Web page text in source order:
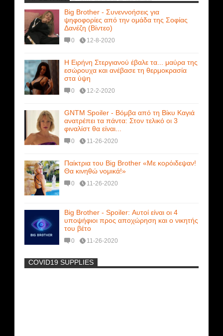
Big Brother - Συνεννοήσεις για
ψηφοφορίες από την ομάδα της Σοφίας
Δανέζη (Βίντεο)
0 12-8-2020
Η Ειρήνη Στεργιανού έβαλε τα... μαύρα της
εσώρουχα και ανέβασε τη θερμοκρασία
στα ύψη
0 12-2-2020
GNTM Spoiler - Βόμβα από τη Βίκυ Καγιά
ανατρέπει τα πάντα: Στον τελικό οι 3
φιναλίστ θα είναι...
0 11-26-2020
Παίκτρια του Big Brother «Με κορόιδεψαν!
Θα κινηθώ νομικά!»
0 11-26-2020
Big Brother - Spoiler: Αυτοί είναι οι 4
υποψήφιοι προς αποχώρηση και ο νικητής
του βέτο
0 11-26-2020
-
COVID19 SUPPLIES